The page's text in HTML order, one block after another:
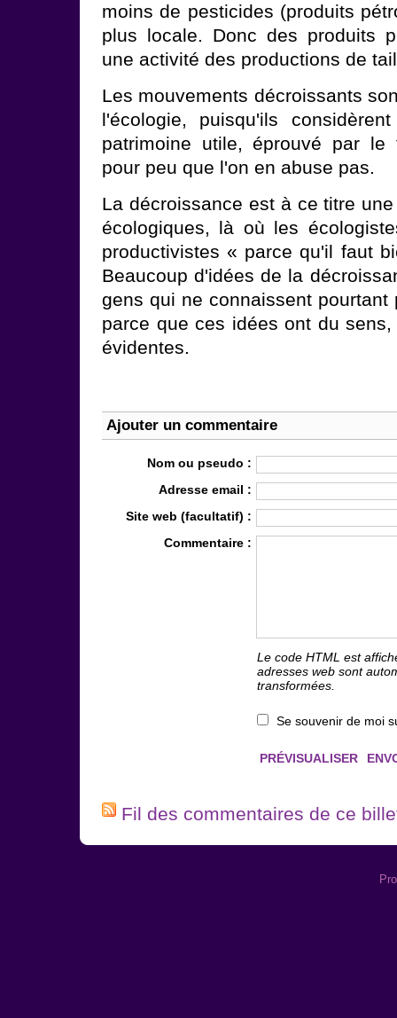
moins de pesticides (produits
plus locale. Donc des produits
une activité des productions de
Les mouvements décroissants
l'écologie, puisqu'ils
patrimoine utile, éprouvé par le
pour peu que l'on en abuse pas.
La décroissance est à ce titre
écologiques, là où les
productivistes « parce qu'il faut
Beaucoup d'idées de la
gens qui ne connaissent
parce que ces idées ont du
évidentes.
Ajouter un commentaire
Nom ou pseudo :
Adresse email :
Site web (facultatif) :
Commentaire :
Le code HTML est
adresses web sont
transformées.
Se souvenir de moi
Fil des commentaires de ce